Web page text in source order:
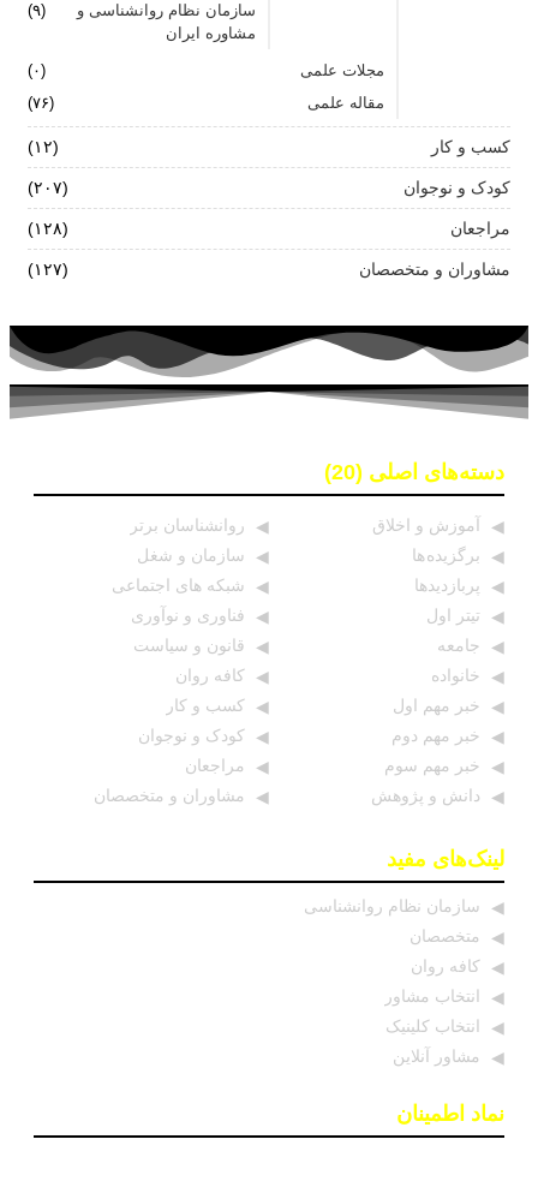
سازمان نظام روانشناسی و
مشاوره ایران
(۹)
مجلات علمی
(۰)
مقاله علمی
(۷۶)
کسب و کار (۱۲)
کودک و نوجوان (۲۰۷)
مراجعان (۱۲۸)
مشاوران و متخصصان (۱۲۷)
دسته‌های اصلی (20)
آموزش و اخلاق
برگزیده ها
پربازدیدها
تیتر اول
جامعه
خانواده
خبر مهم اول
خبر مهم دوم
خبر مهم سوم
دانش و پژوهش
روانشناسان برتر
سازمان و شغل
شبکه های اجتماعی
فناوری و نوآوری
قانون و سیاست
کافه روان
کسب و کار
کودک و نوجوان
مراجعان
مشاوران و متخصصان
لینک‌های مفید
سازمان نظام روانشناسی
متخصصان
کافه روان
انتخاب مشاور
انتخاب کلینیک
مشاور آنلاین
نماد اطمینان